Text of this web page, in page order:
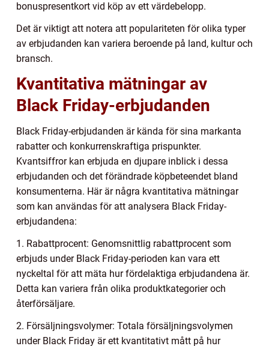
bonuspresentkort vid köp av ett värdebelopp.
Det är viktigt att notera att populariteten för olika typer
av erbjudanden kan variera beroende på land, kultur och
bransch.
Kvantitativa mätningar av
Black Friday-erbjudanden
Black Friday-erbjudanden är kända för sina markanta
rabatter och konkurrenskraftiga prispunkter.
Kvantsiffror kan erbjuda en djupare inblick i dessa
erbjudanden och det förändrade köpbeteendet bland
konsumenterna. Här är några kvantitativa mätningar
som kan användas för att analysera Black Friday-
erbjudandena:
1. Rabattprocent: Genomsnittlig rabattprocent som
erbjuds under Black Friday-perioden kan vara ett
nyckeltal för att mäta hur fördelaktiga erbjudandena är.
Detta kan variera från olika produktkategorier och
återförsäljare.
2. Försäljningsvolymer: Totala försäljningsvolymen
under Black Friday är ett kvantitativt mått på hur